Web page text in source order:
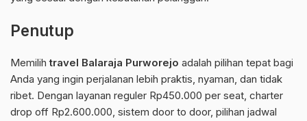
Penutup
Memilihtravel Balaraja Purworejo adalah pilihan tepat bagi
Anda yang ingin perjalanan lebih praktis, nyaman, dan tidak
ribet. Dengan layanan reguler Rp450.000 per seat, charter
drop off Rp2.600.000, sistem door to door, pilihan jadwal